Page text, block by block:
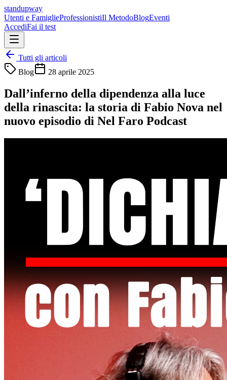
standupway
Utenti e FamiglieProfessionistiIl MetodoBlogEventi
AccediFai il test
Tutti gli articoli
Blog
28 aprile 2025
Dall’inferno della dipendenza alla luce
della rinascita: la storia di Fabio Nova nel
nuovo episodio di Nel Faro Podcast